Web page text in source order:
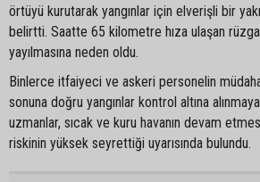
örtüyü kurutarak yangınlar için elverişli bir
belirtti. Saatte 65 kilometre hıza ulaşan
yayılmasına neden oldu.
Binlerce itfaiyeci ve askeri personelin
sonuna doğru yangınlar kontrol altına
uzmanlar, sıcak ve kuru havanın devam
riskinin yüksek seyrettiği uyarısında bulundu.